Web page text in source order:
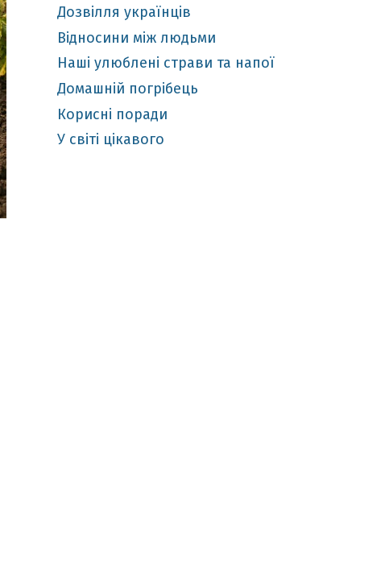
Дозвілля українців
Відносини між людьми
Наші улюблені страви та напої
Домашній погрібець
Корисні поради
У світі цікавого